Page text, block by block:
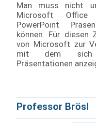
Man muss nicht
Microsoft
PowerPoint
können. Für diesen
von Microsoft zur
mit dem sich
Präsentationen
Professor Brösl